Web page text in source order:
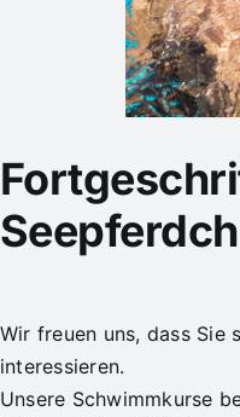
Vertrag widerrufen
Wir freuen uns, dass Sie
interessieren.
Unsere Schwimmkurse